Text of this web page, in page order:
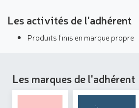
Les activités de l'adhérent
Produits finis en marque propre
Les marques de l'adhérent